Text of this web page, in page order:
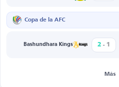
Copa de la AFC
Bashundhara Kings 2 - 1
Más